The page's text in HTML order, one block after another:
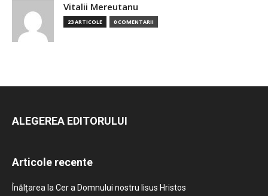
Vitalii Mereutanu
23 ARTICOLE 0 COMENTARII
ALEGEREA EDITORULUI
Articole recente
Înălțarea la Cer a Domnului nostru Iisus Hristos